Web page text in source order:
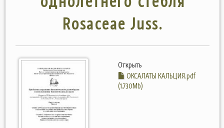
Rosaceae Juss.
Открыть
ОКСАЛАТЫ КАЛЬЦИЯ.pdf
(1.730Mb)